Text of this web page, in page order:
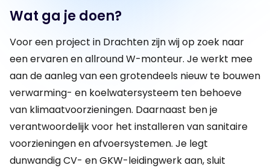
Wat ga je doen?
Voor een project in Drachten zijn wij op zoek naar
een ervaren en allround W-monteur. Je werkt mee
aan de aanleg van een grotendeels nieuw te bouwen
verwarming- en koelwatersysteem ten behoeve
van klimaatvoorzieningen. Daarnaast ben je
verantwoordelijk voor het installeren van sanitaire
voorzieningen en afvoersystemen. Je legt
dunwandig CV- en GKW-leidingwerk aan, sluit